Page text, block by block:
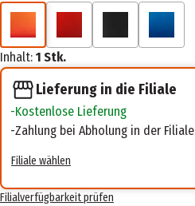
Inhalt: 1 Stk.
Lieferung in die Filiale
Kostenlose Lieferung
Zahlung bei Abholung in der Filiale
Filiale wählen
Filialverfügbarkeit prüfen